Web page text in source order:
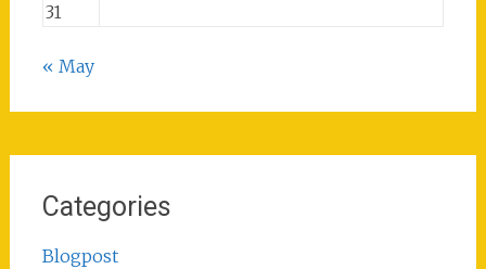
31
« May
Categories
Blogpost